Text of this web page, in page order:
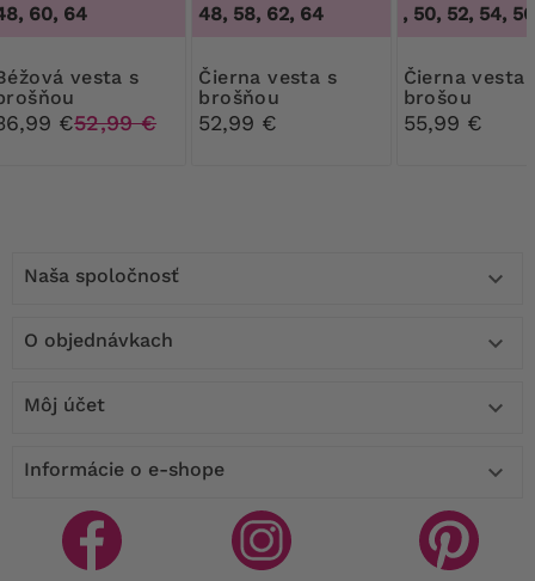
60, 64
s
€52,99 €
48, 58, 62, 64
Čierna vesta s
brošňou
52,99 €
46, 48, 50, 52, 54,
Čierna vesta s
brošou
55,99 €
Naša spoločnosť 
O objednávkach 
Môj účet 
Informácie o e-shope 